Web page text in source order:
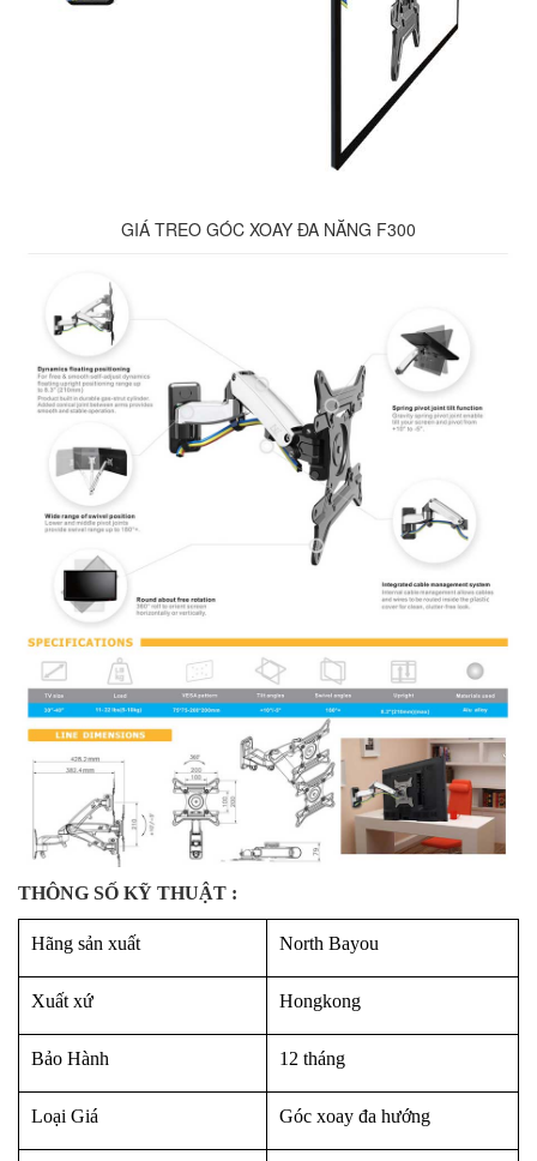
GIÁ TREO GÓC XOAY ĐA NĂNG F300
THÔNG SỐ KỸ THUẬT :
Hãng sản xuất North Bayou
Xuất xứ Hongkong
Bảo Hành 12 tháng
Loại Giá Góc xoay đa hướng